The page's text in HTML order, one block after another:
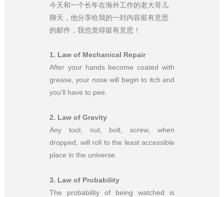
今天和一个长年在海外工作的老大哥儿
聊天，他分享给我的一封内容挺有意思
的邮件，我也觉得挺有意思！
1. Law of Mechanical Repair
After your hands become coated with
grease, your nose will begin to itch and
you’ll have to pee.
2. Law of Gravity
Any tool, nut, bolt, screw, when
dropped, will roll to the least accessible
place in the universe.
3. Law of Probability
The probability of being watched is